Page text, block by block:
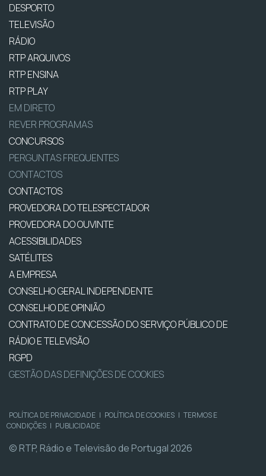
DESPORTO
TELEVISÃO
RÁDIO
RTP ARQUIVOS
RTP ENSINA
RTP PLAY
EM DIRETO
REVER PROGRAMAS
CONCURSOS
PERGUNTAS FREQUENTES
CONTACTOS
CONTACTOS
PROVEDORA DO TELESPECTADOR
PROVEDORA DO OUVINTE
ACESSIBILIDADES
SATÉLITES
A EMPRESA
CONSELHO GERAL INDEPENDENTE
CONSELHO DE OPINIÃO
CONTRATO DE CONCESSÃO DO SERVIÇO PÚBLICO DE
RÁDIO E TELEVISÃO
RGPD
GESTÃO DAS DEFINIÇÕES DE COOKIES
POLÍTICA DE PRIVACIDADE | POLÍTICA DE COOKIES | TERMOS E
CONDIÇÕES | PUBLICIDADE
© RTP, Rádio e Televisão de Portugal 2026